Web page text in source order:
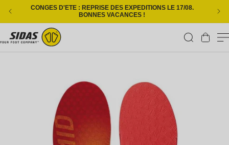
Ignorer et passer au contenu
CONGES D'ETE : REPRISE DES EXPEDITIONS LE 17/08.
BONNES VACANCES !
Panier